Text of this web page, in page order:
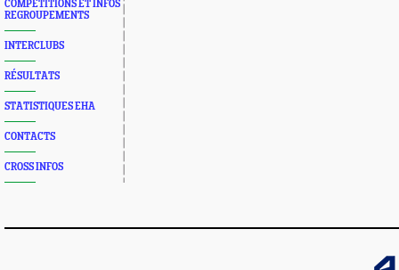
COMPÉTITIONS ET INFOS
REGROUPEMENTS
INTERCLUBS
RÉSULTATS
STATISTIQUES EHA
CONTACTS
CROSS INFOS